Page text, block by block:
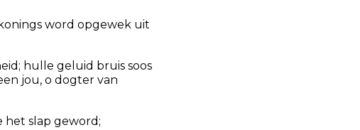
word opgewek uit
hulle geluid bruis soos
jou, o dogter van
het slap geword;